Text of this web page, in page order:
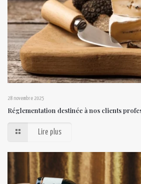
28 novembre 2025
Réglementation destinée à nos clients
Lire plus